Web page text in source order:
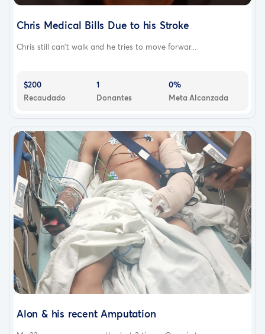
Chris Medical Bills Due to his Stroke
Chris still can't walk and he tries to move forwar...
$200
Recaudado
1
Donantes
0%
Meta Alcanzada
Alon & his recent Amputation